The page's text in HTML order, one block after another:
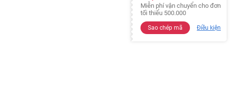
Miễn phí vận chuyển cho đơn
tối thiểu 500.000
Sao chép mã Điều kiện